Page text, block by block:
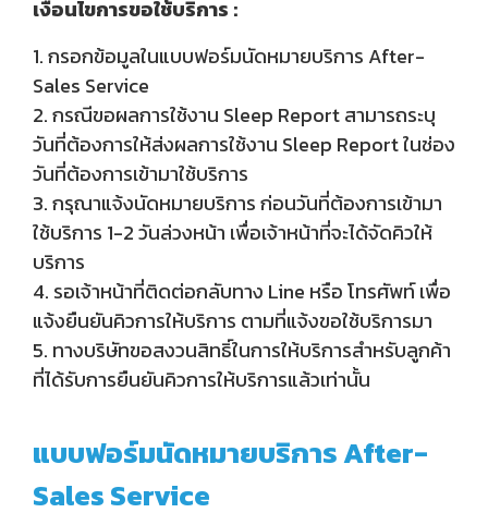
เงื่อนไขการขอใช้บริการ :
1. กรอกข้อมูลในแบบฟอร์มนัดหมายบริการ After-
Sales Service
2. กรณีขอผลการใช้งาน Sleep Report สามารถระบุ
วันที่ต้องการให้ส่งผลการใช้งาน Sleep Report ในช่อง
วันที่ต้องการเข้ามาใช้บริการ
3. กรุณาแจ้งนัดหมายบริการ ก่อนวันที่ต้องการเข้ามา
ใช้บริการ 1-2 วันล่วงหน้า เพื่อเจ้าหน้าที่จะได้จัดคิวให้
บริการ
4. รอเจ้าหน้าที่ติดต่อกลับทาง Line หรือ โทรศัพท์ เพื่อ
แจ้งยืนยันคิวการให้บริการ ตามที่แจ้งขอใช้บริการมา
5. ทางบริษัทขอสงวนสิทธิ์ในการให้บริการสำหรับลูกค้า
ที่ได้รับการยืนยันคิวการให้บริการแล้วเท่านั้น
แบบฟอร์มนัดหมายบริการ After-
Sales Service